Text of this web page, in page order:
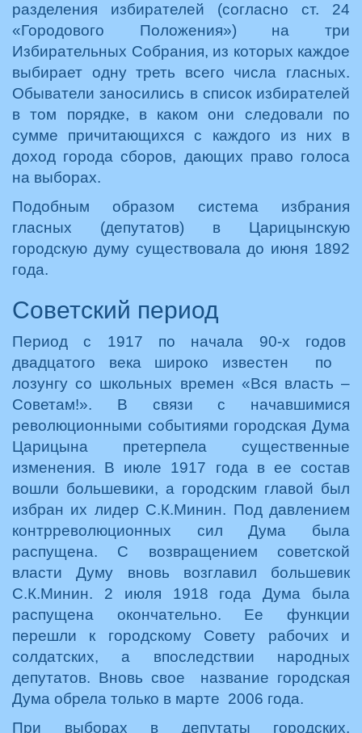
разделения избирателей (согласно ст. 24
«Городового Положения») на три
Избирательных Собрания, из которых каждое
выбирает одну треть всего числа гласных.
Обыватели заносились в список избирателей
в том порядке, в каком они следовали по
сумме причитающихся с каждого из них в
доход города сборов, дающих право голоса
на выборах.
Подобным образом система избрания
гласных (депутатов) в Царицынскую
городскую думу существовала до июня 1892
года.
Советский период
Период с 1917 по начала 90-х годов
двадцатого века широко известен по
лозунгу со школьных времен «Вся власть –
Советам!». В связи с начавшимися
революционными событиями городская Дума
Царицына претерпела существенные
изменения. В июле 1917 года в ее состав
вошли большевики, а городским главой был
избран их лидер С.К.Минин. Под давлением
контрреволюционных сил Дума была
распущена. С возвращением советской
власти Думу вновь возглавил большевик
С.К.Минин. 2 июля 1918 года Дума была
распущена окончательно. Ее функции
перешли к городскому Совету рабочих и
солдатских, а впоследствии народных
депутатов. Вновь свое название городская
Дума обрела только в марте 2006 года.
При выборах в депутаты городских,